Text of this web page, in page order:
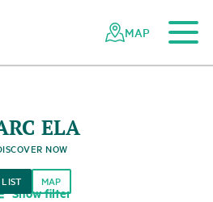
MAP
ELA
NOW
Show filter
LIST MAP